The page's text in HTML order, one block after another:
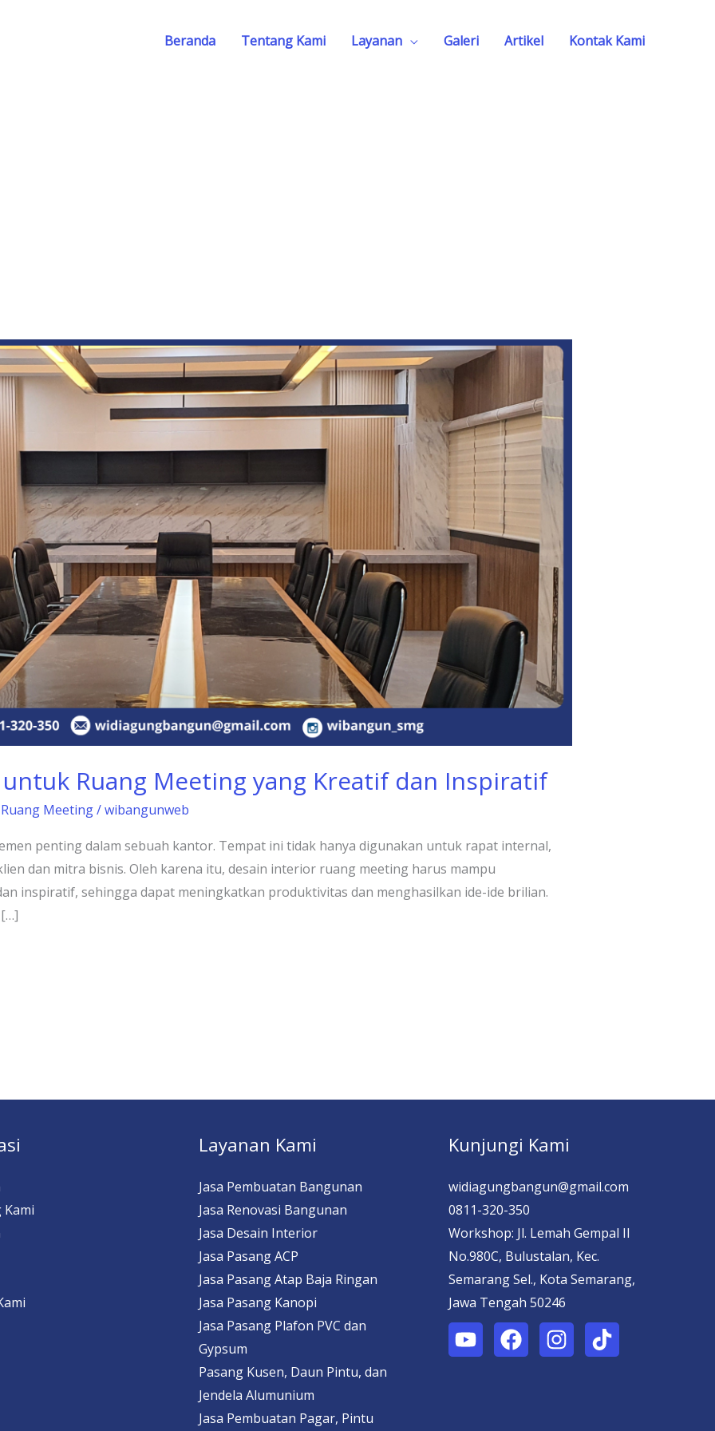
Beranda Tentang Kami Layanan Galeri Artikel Kontak Kami
Ruang Meeting yang Kreatif dan Inspiratif
Ruang Meeting/wibangunweb
penting dalam sebuah kantor. Tempat ini tidak hanya digunakan untuk rapat internal,
dan mitra bisnis. Oleh karena itu, desain interior ruang meeting harus mampu
inspiratif, sehingga dapat meningkatkan produktivitas dan menghasilkan ide-ide brilian.
Layanan Kami
Jasa Pembuatan Bangunan
Jasa Renovasi Bangunan
Jasa Desain Interior
Jasa Pasang ACP
Jasa Pasang Atap Baja Ringan
Jasa Pasang Kanopi
Jasa Pasang Plafon PVC dan
Gypsum
Pasang Kusen, Daun Pintu, dan
Jendela Alumunium
Jasa Pembuatan Pagar, Pintu
Kunjungi Kami
widiagungbangun@gmail.com
0811-320-350
Workshop: Jl. Lemah Gempal II
No.980C, Bulustalan, Kec.
Semarang Sel., Kota Semarang,
Jawa Tengah 50246